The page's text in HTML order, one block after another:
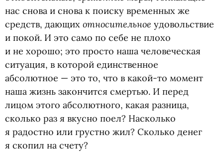
нас снова и снова к поиску временных же
средств, дающих относительное удовольствие
и покой. И это само по себе не плохо
и не хорошо; это просто наша человеческая
ситуация, в которой единственное
абсолютное — это то, что в какой-то момент
наша жизнь закончится смертью. И перед
лицом этого абсолютного, какая разница,
сколько раз я вкусно поел? Насколько
я радостно или грустно жил? Сколько денег
я скопил на счету?